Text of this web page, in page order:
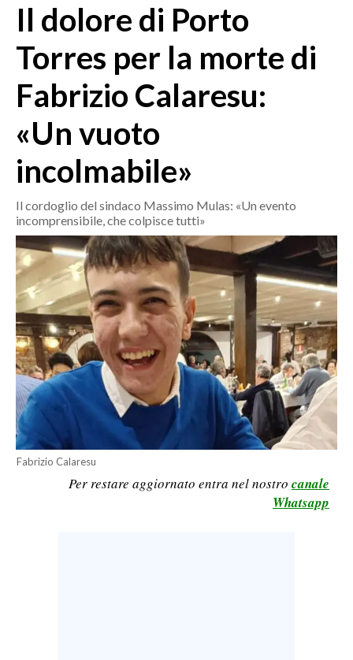
ORISTANO E PROVINCIA
GALLURA
NUORO E PROVINCIA
OGLIASTRA
AGENDA
CRONACA
MONDO
POLITICA
ECONOMIA
SERVIZI ALLE IMPRESE
LAVORO
BANDI
SPORT IN SARDEGNA
SPORT
RISULTATI E CLASSIFICHE
Il dolore di Porto
Torres per la morte di
Fabrizio Calaresu:
«Un vuoto
incolmabile»
Il cordoglio del sindaco Massimo Mulas: «Un evento
incomprensibile, che colpisce tutti»
Fabrizio Calaresu
Per restare aggiornato entra nel nostro canale
Whatsapp